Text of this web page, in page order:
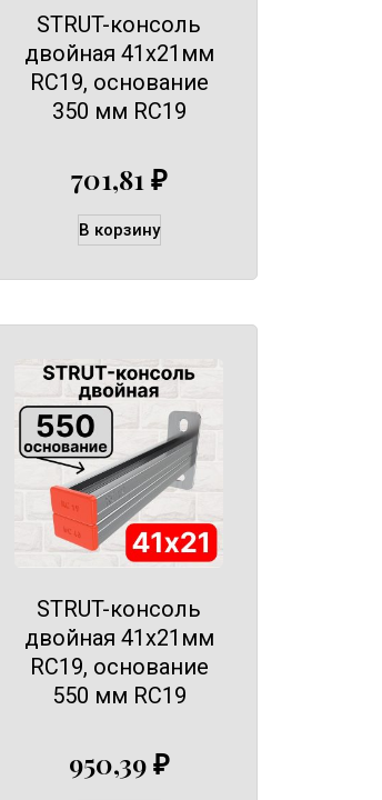
STRUT-консоль
двойная 41х21мм
RC19, основание
350 мм RC19
701,81 ₽
В корзину
STRUT-консоль
двойная 41х21мм
RC19, основание
550 мм RC19
950,39₽